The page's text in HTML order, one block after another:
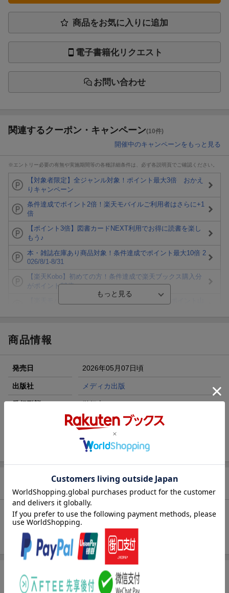
商品をお気に入りに追加
電子書籍化リクエスト
お問い合わせ
関連するクーポン・キャンペーン(10件)
開催中のキャンペーンをもっと見る
※エントリー必要の有無や実施期間等の各種詳細条件は、必ず各説明頁でご確認ください。
【対象者限定】全ジャンル対象！ポイント最大3倍 おかえ
りキャンペーン
条件達成でポイント2倍！楽天モバイルご利用者はさらに+1
倍
【ポイント3倍】図書カードNEXT利用でお得に読書を楽し
もう♪
本・雑誌在庫あり商品対象！条件達成でポイント最大10倍 2
026/8/1-8/31
【楽天Kobo】初めての方！条件達成で楽天ブックス購入分
がポイント20倍
ト山分け
エントリー＆3,000円以上購入で無料データSIM（3GB/月プ
ラン）が当たる！
楽天モバイル紹介キャンペーンの拡散で300円OFFクーポン
商品情報
発売日 2026年05月07日頃
出版社 メディカ出版
発行形態 単行本
144p
9784840490733
商品説明
内容紹介（JPROより）
がん薬物療法の副作用アセスメント
商品レビュー